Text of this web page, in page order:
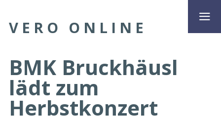
VERO ONLINE
BMK Bruckhäusl
lädt zum
Herbstkonzert